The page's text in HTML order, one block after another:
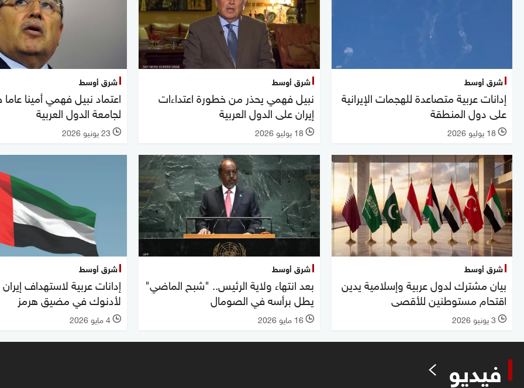
شرق أوسط
إدانات عربية متصاعدة للهجمات الإيرانية
على دول المنطقة
l 18 يوليو 2026
شرق أوسط
نبيل فهمي يحذر من خطورة اعتداءات
إيران على الدول العربية
l 18 يوليو 2026
شرق أوسط
اعتماد نبيل فهمي أمينا عاما
لجامعة الدول العربية
l 23 يونيو 2026
شرق أوسط
بيان مشترك لدول عربية وإسلامية يدين
اقتحام مستوطنين للأقصى
l 3 يونيو 2026
شرق أوسط
بعد انتهاء ولاية الرئيس.. "شبح الماضي"
يطل برأسه في الصومال
l 16 مايو 2026
شرق أوسط
إدانات عربية لاستهداف إيران
لأدنوك في مضيق هرمز
l 4 مايو 2026
فيديو